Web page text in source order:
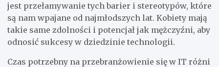
jest przełamywanie tych barier i stereotypów, które
są nam wpajane od najmłodszych lat. Kobiety mają
takie same zdolności i potencjał jak mężczyźni, aby
odnosić sukcesy w dziedzinie technologii.
Czas potrzebny na przebranżowienie się w IT różni